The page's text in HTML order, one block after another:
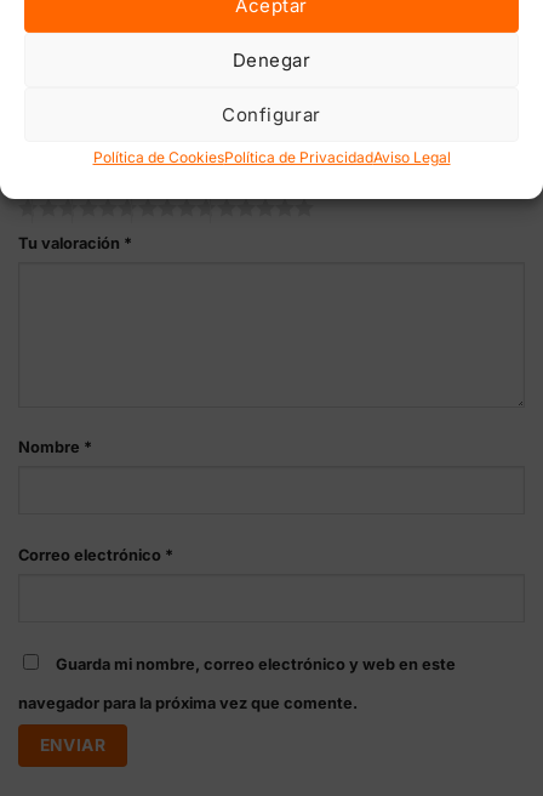
Aceptar
Denegar
Configurar
Política de CookiesPolítica de PrivacidadAviso Legal
Sé el primero en valorar “LED Farming Monkey XT 1100W full
Tu dirección de correo electrónico no será publicada.
Tu valoración *
Nombre *
Correo electrónico *
Guarda mi nombre, correo electrónico y web en este
navegador para la próxima vez que comente.